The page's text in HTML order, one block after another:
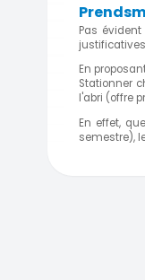
Pas
En
Stationner
l'abri (offre
En effet,
semestre),